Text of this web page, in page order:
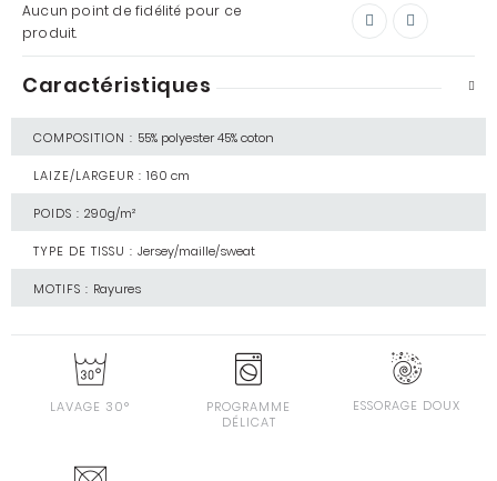
Aucun point de fidélité pour ce
produit.
Caractéristiques
COMPOSITION : 55% polyester 45% coton
LAIZE/LARGEUR : 160 cm
POIDS : 290g/m²
TYPE DE TISSU : Jersey/maille/sweat
MOTIFS : Rayures
LAVAGE 30°
PROGRAMME
DÉLICAT
ESSORAGE DOUX